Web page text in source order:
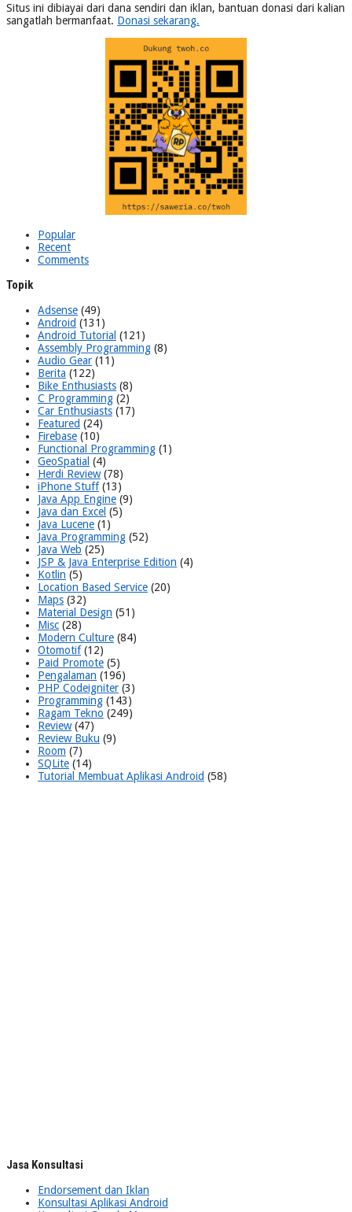
Situs ini dibiayai dari dana sendiri dan iklan, bantuan donasi dari kalian
sangatlah bermanfaat. Donasi sekarang.
Popular
Recent
Comments
Topik
Adsense (49)
Android (131)
Android Tutorial (121)
Assembly Programming (8)
Audio Gear (11)
Berita (122)
Bike Enthusiasts (8)
C Programming (2)
Car Enthusiasts (17)
Featured (24)
Firebase (10)
Functional Programming (1)
GeoSpatial (4)
Herdi Review(78)
iPhone Stuff(13)
Java App Engine (9)
Java dan Excel (5)
Java Lucene (1)
Java Programming (52)
Java Web (25)
JSP & Java Enterprise Edition (4)
Kotlin (5)
Location Based Service (20)
Maps (32)
Material Design (51)
Misc (28)
Modern Culture (84)
Otomotif(12)
Paid Promote (5)
Pengalaman (196)
PHP Codeigniter (3)
Programming (143)
Ragam Tekno (249)
Review(47)
Review Buku (9)
Room (7)
SQLite (14)
Tutorial Membuat Aplikasi Android (58)
Jasa Konsultasi
Endorsement dan Iklan
Konsultasi Aplikasi Android